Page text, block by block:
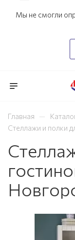
Мы не смогли
Главная —
Стеллажи и полки